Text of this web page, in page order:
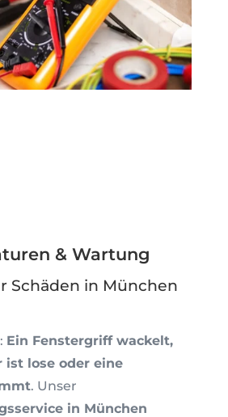
& Wartung
Schäden in München
Ein Fenstergriff wackelt,
ist lose oder eine
. Unser
in München